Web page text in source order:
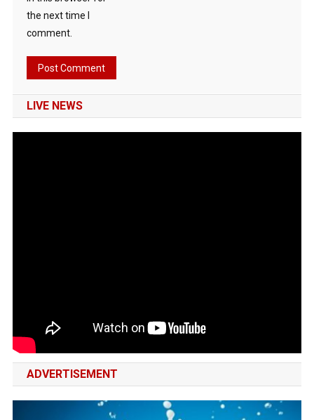
the next time I
comment.
LIVE NEWS
ADVERTISEMENT